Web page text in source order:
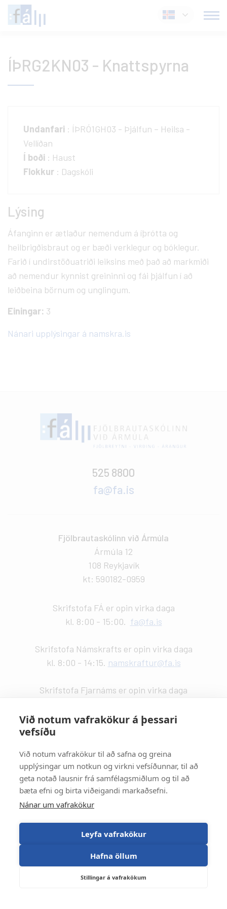
Við notum vafrakökur á þessari
vefsíðu
Við notum vafrakökur til að safna og greina
upplýsingar um notkun og virkni vefsíðunnar, til að
geta notað lausnir frá samfélagsmiðlum og til að
bæta efni og birta viðeigandi markaðsefni.
Nánar um vafrakökur
Leyfa vafrakökur
Hafna öllum
Stillingar á vafrakökum
Fara
í
Íslenska
ÍÞRG2KN03 - Knattspyrna
Undanfari : ÍÞRÓ1GH03 - Þjálfun – Heilsa -
Vellíðan
Í boði : Haust
Flokkur : Dagskóli
Lýsing
Áfanginn er ætlaður nemendum á íþrótta og
heilbrigðisbraut og er bæði verklegur og bóklegur.
Farið í undirstöðuatriði leiksins með það að markmiði
að nemendur kynnist greininni og fái þjálfun í að
leiðbeina börnum og unglingum.
Einingar: 3
Nánari upplýsingar á namskra.is
525 8800
fa@fa.is
Fjölbrautaskólinn við Ármúla
Ármúla 12
108 Reykjavík
kt: 590182-0959
Skrifstofa FÁ er opin virka daga
kl. 8:00 - 15:00. fa@fa.is
Skrifstofa Námskrafts er opin virka daga
kl. 8:00 - 14:15. namskraftur@fa.is
Skrifstofa Fjarnáms er opin virka daga
Strætisvagnar:
Númer 11 stansar við Háaleitisbraut.
Númer 2, 5, 15 og 17 stansa við Suðurlandsbraut.